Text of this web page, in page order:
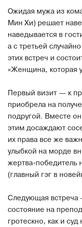
Ожидая мужа из
Мин Хи) решает
наведывается в
а с третьей
этих встреч и
«Женщина, которая
Первый визит — к
приобрела на
подругой. Вместе
этим досаждают
их права все же
улыбкой на морде
жертва-победитель
(главный гэг в
Следующая
состояние на
гротескно, как и